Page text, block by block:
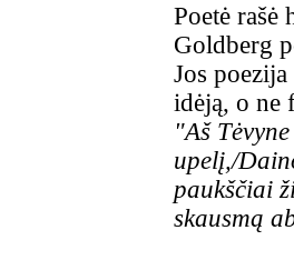
Poetė rašė
Goldberg
Jos
idėją, o ne
"Aš
upelį,/
paukščiai
skausmą